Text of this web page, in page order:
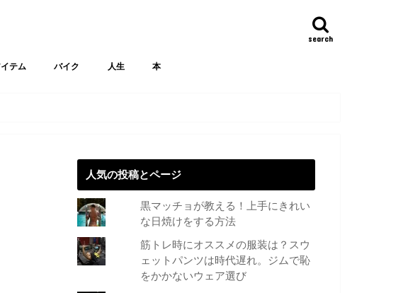
search
テム バイク 人生 本
人気の投稿とページ
黒マッチョが教える！上手にきれい
な日焼けをする方法
筋トレ時にオススメの服装は？スウ
ェットパンツは時代遅れ。ジムで恥
をかかないウェア選び